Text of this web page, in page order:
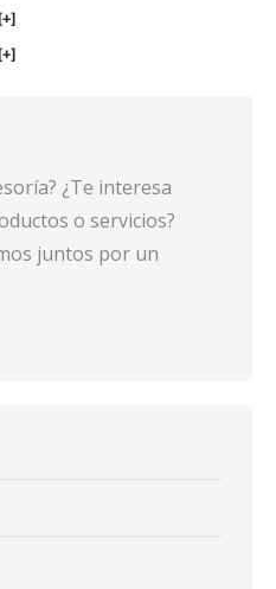
[+]
[+]
¿Te interesa
o servicios?
juntos por un